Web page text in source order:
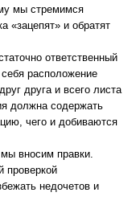
мы стремимся
«зацепят» и обратят
ответственный
расположение
друга и всего листа
должна содержать
чего и добиваются
вносим правки.
проверкой
недочетов и